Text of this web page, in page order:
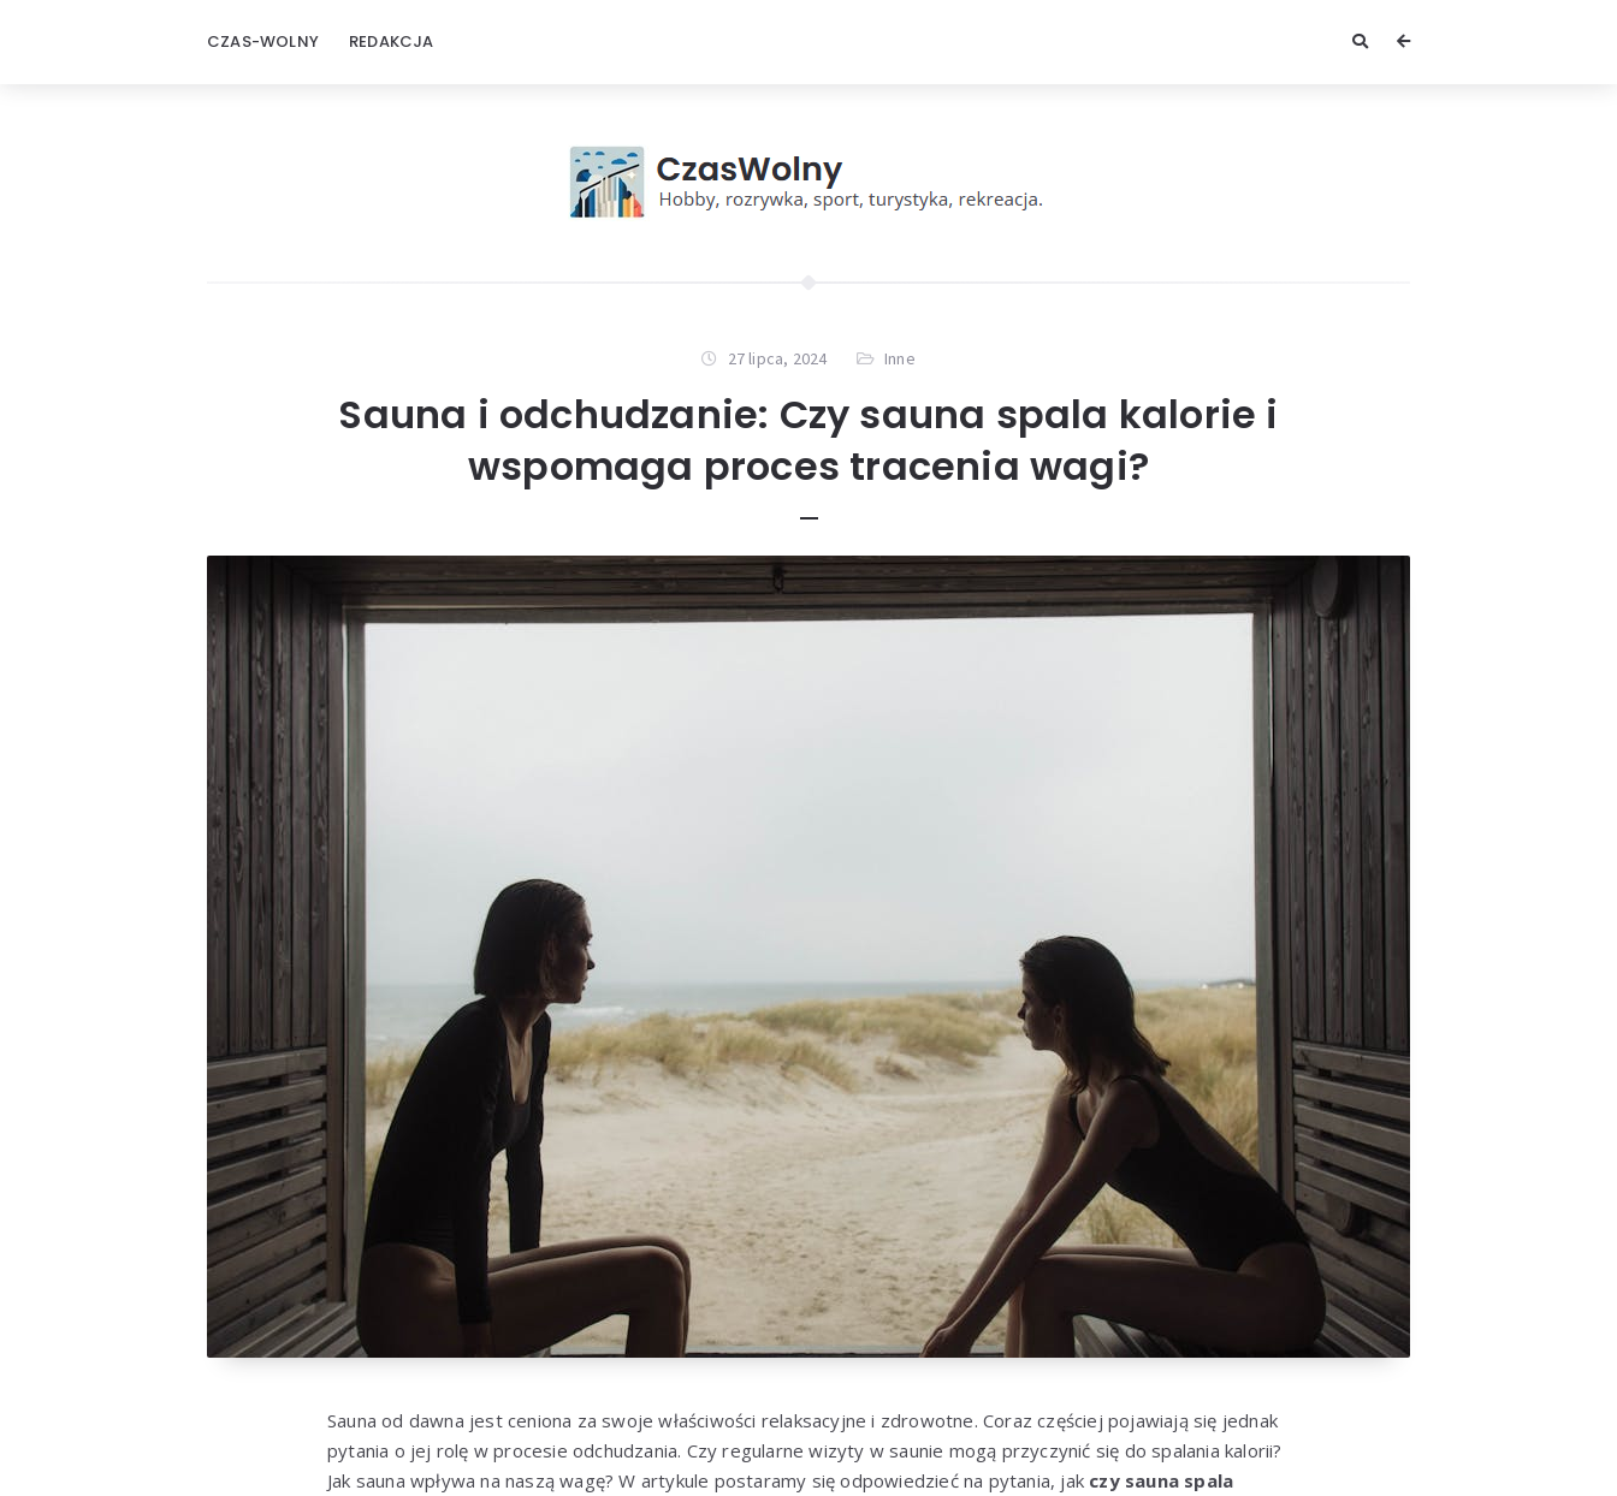
CZAS-WOLNY REDAKCJA
27 lipca, 2024 Inne
Sauna i odchudzanie: Czy sauna spala kalorie i
wspomaga proces tracenia wagi?
Sauna od dawna jest ceniona za swoje właściwości relaksacyjne i zdrowotne. Coraz częściej pojawiają się jednak
pytania o jej rolę w procesie odchudzania. Czy regularne wizyty w saunie mogą przyczynić się do spalania kalorii?
Jak sauna wpływa na naszą wagę? W artykule postaramy się odpowiedzieć na pytania, jak czy sauna spala